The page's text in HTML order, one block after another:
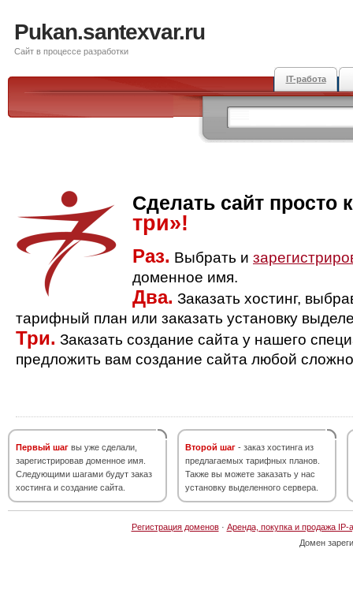
Pukan.santexvar.ru
Сайт в процессе разработки
IT-работа
Сделать сайт просто
три»!
Раз. Выбрать и
доменное имя.
Два. Заказать хостинг,
тарифный план или заказать установку
Три. Заказать создание сайта у нашего
предложить вам создание сайта любой
Первый шаг вы уже сделали,
зарегистрировав доменное имя.
Следующими шагами будут заказ
хостинга и создание сайта.
Второй шаг - заказ хостинга из
предлагаемых тарифных планов.
Также вы можете заказать у нас
установку выделенного сервера.
Регистрация доменов· Аренда, покупка и продажа IP-
Домен